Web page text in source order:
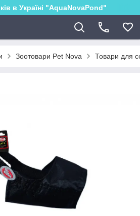
в Україні "AquaNovaPond"
Зоотовари Pet Nova Товари для